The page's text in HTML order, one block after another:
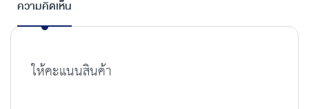
ความคิดเห็น
ให้คะแนนสินค้า